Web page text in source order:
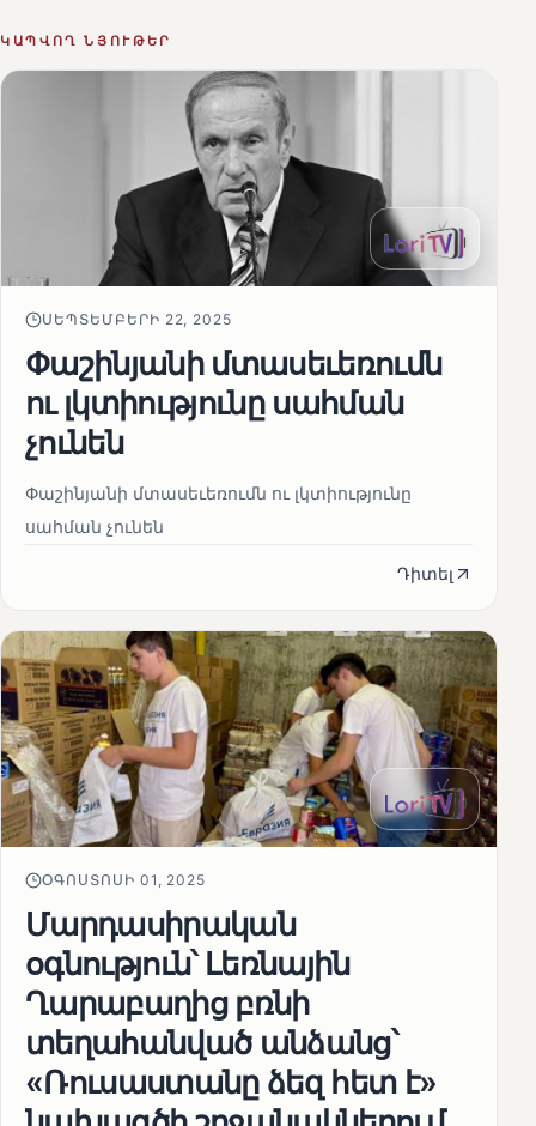
ԿԱՊՎՈՂ ՆՅՈՒԹԵՐ
ՍԵՊՏԵՄԲԵՐԻ 22, 2025
Փաշինյանի մտասեւեռումն
ու լկտիությունը սահման
չունեն
Փաշինյանի մտասեւեռումն ու լկտիությունը
սահման չունեն
Դիտել
ՕԳՈՍՏՈՍԻ 01, 2025
Մարդասիրական
օգնություն՝ Լեռնային
Ղարաբաղից բռնի
տեղահանված անձանց՝
«Ռուսաստանը ձեզ հետ է»